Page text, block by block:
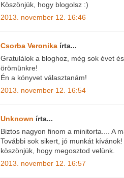
Köszönjük, hogy blogolsz :)
2013. november 12. 16:46
Csorba Veronika írta...
Gratulálok a bloghoz, még sok évet
örömünkre!
Én a könyvet választanám!
2013. november 12. 16:54
Unknown írta...
Biztos nagyon finom a minitorta.... A
További sok sikert, jó munkát
köszönjük, hogy megosztod velünk.
2013. november 12. 16:57